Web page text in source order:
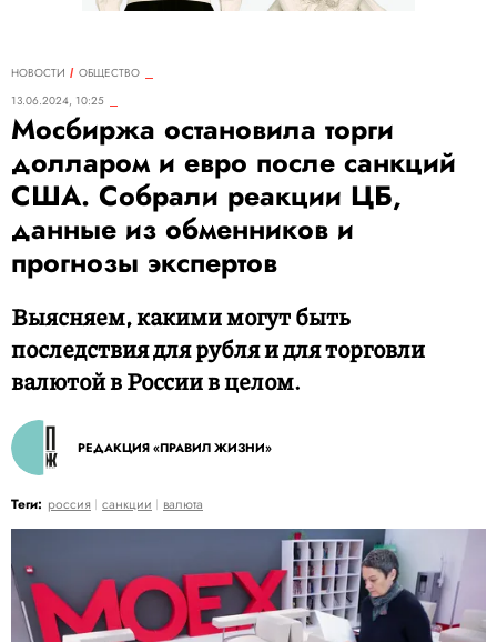
НОВОСТИ
ОБЩЕСТВО
13.06.2024, 10:25
Мосбиржа остановила торги
долларом и евро после санкций
США. Собрали реакции ЦБ,
данные из обменников и
прогнозы экспертов
Выясняем, какими могут быть
последствия для рубля и для торговли
валютой в России в целом.
РЕДАКЦИЯ «ПРАВИЛ ЖИЗНИ»
Теги: россия санкции валюта